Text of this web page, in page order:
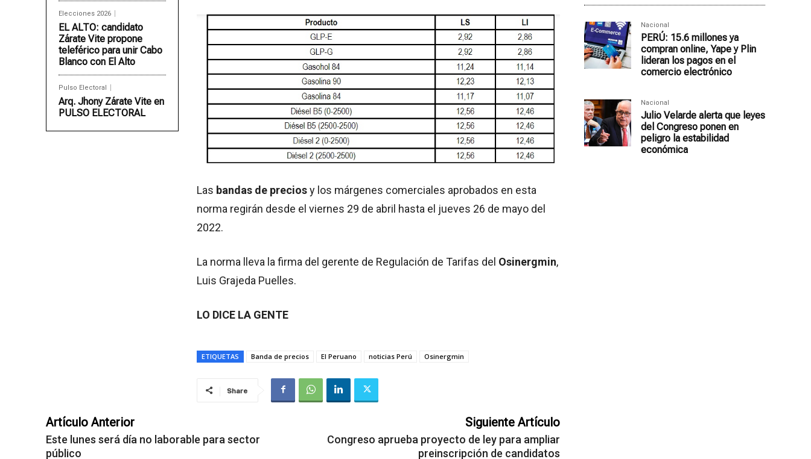
Elecciones 2026
EL ALTO: candidato
Zárate Vite propone
teleférico para unir Cabo
Blanco con El Alto
Pulso Electoral
Arq. Jhony Zárate Vite en
PULSO ELECTORAL
Las bandas de preciosy los márgenes comerciales aprobados en esta
norma regirán desde el viernes 29 de abril hasta el jueves 26 de mayo del
2022.
La norma lleva la firma del gerente de Regulación de Tarifas del Osinergmin,
Luis Grajeda Puelles.
LO DICE LA GENTE
ETIQUETAS Banda de precios El Peruano noticias Perú Osinergmin
Share
Artículo Anterior
Este lunes será día no laborable para sector
público
Siguiente Artículo
Congreso aprueba proyecto de ley para ampliar
preinscripción de candidatos
Nacional
PERÚ: 15.6 millones ya
compran online, Yape y Plin
lideran los pagos en el
comercio electrónico
Nacional
Julio Velarde alerta que leyes
del Congreso ponen en
peligro la estabilidad
económica